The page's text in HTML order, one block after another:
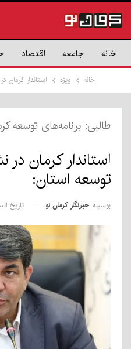
خانه جامعه اقتصاد
خانه ویژه استاندار
طالبی: برنامه‌های توسعه
استاندار کرمان
توسعه استان:
بوسیله خبرنگار کرمان نو تاریخ